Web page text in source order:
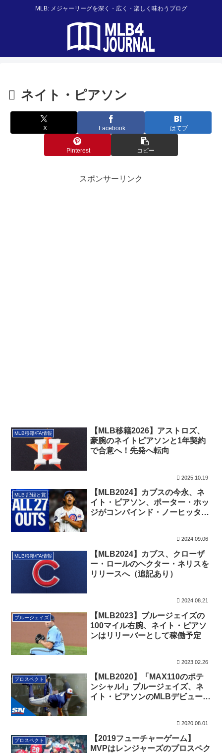
MLB: メジャーリーグを深く・広く・楽しく味わうブログ
ネイト・ピアソン
X Facebook はてブ
Pinterest コピー
スポンサーリンク
MLB移籍/FA情報
【MLB移籍2026】アストロズ、
豪腕のネイトピアソンと1年契約
で合意へ！先発へ転向
2025.10.19
MLB 記録と賞
【MLB2024】カブスの今永、ネ
イト・ピアソン、ポーター・ホッ
ジがコンバインド・ノーヒッター
2024.09.06
MLB移籍/FA情報
【MLB2024】カブス、クローザ
ー・ロールのヘクター・ネリスを
リリースへ（追記あり）
2024.08.21
ブルージェイズ
【MLB2023】ブルージェイズの
100マイル右腕、ネイト・ピアソ
ンはリリーバーとして稼働予定
2023.02.26
プロスペクト
【MLB2020】「MAX110のポテ
ンシャル!」ブルージェイズ、ネ
イト・ピアソンのMLBデビューま
2020.08.01
プロスペクト
【2019フューチャーゲーム】
MVPはレンジャーズのプロスペク